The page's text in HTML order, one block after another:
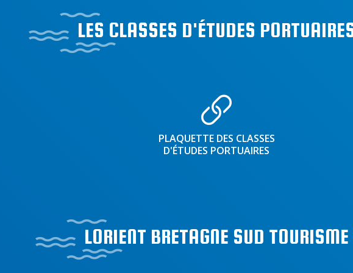
LES CLASSES D'ÉTUDES
PLAQUETTE DES CLASSES
D'ÉTUDES PORTUAIRES
LORIENT BRETAGNE SUD TOURISME